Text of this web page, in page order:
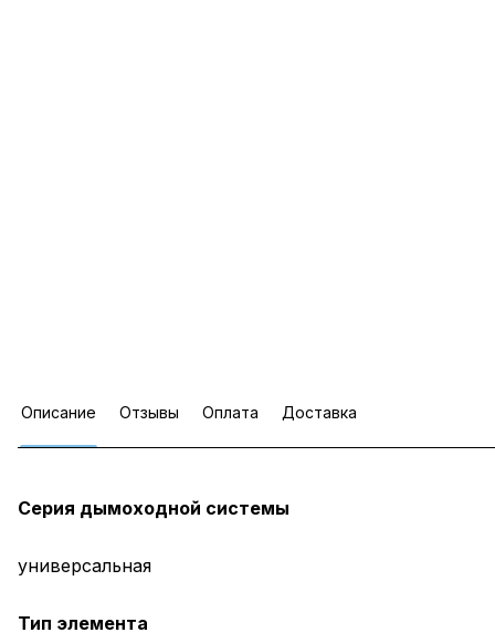
Описание Отзывы Оплата Доставка
Серия дымоходной системы
универсальная
Тип элемента